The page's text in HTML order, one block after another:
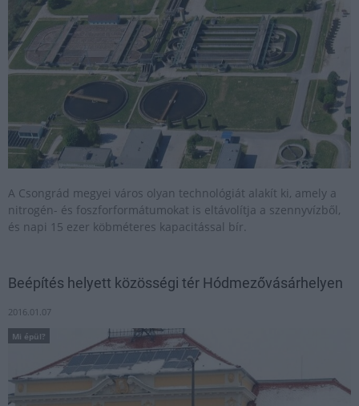
A Csongrád megyei város olyan technológiát alakít ki, amely a
nitrogén- és foszforformátumokat is eltávolítja a szennyvízből,
és napi 15 ezer köbméteres kapacitással bír.
Beépítés helyett közösségi tér Hódmezővásárhelyen
2016.01.07
Mi épül?